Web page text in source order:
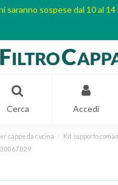
saranno sospese dal 10 al
Cerca Accedi
cappe da cucina
Kit supporto